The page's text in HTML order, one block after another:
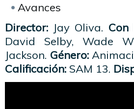
Avances
Director: Jay Oliva. Con
David Selby, Wade
Jackson. Género:
Calificación: SAM 13.